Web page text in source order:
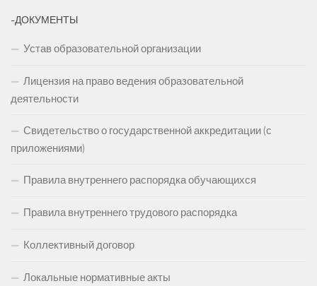
-ДОКУМЕНТЫ
Устав образовательной организации
Лицензия на право ведения образовательной
деятельности
Свидетельство о государственной аккредитации (с
приложениями)
Правила внутреннего распорядка обучающихся
Правила внутреннего трудового распорядка
Коллективный договор
Локальные нормативные акты